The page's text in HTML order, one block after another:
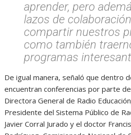
aprender, pero
lazos de
compartir nuestros
como también
programas
De igual manera, señaló que dentro
encuentran conferencias por parte
Directora General de Radio
Presidente del Sistema Público de
Javier Corral Jurado y el doctor